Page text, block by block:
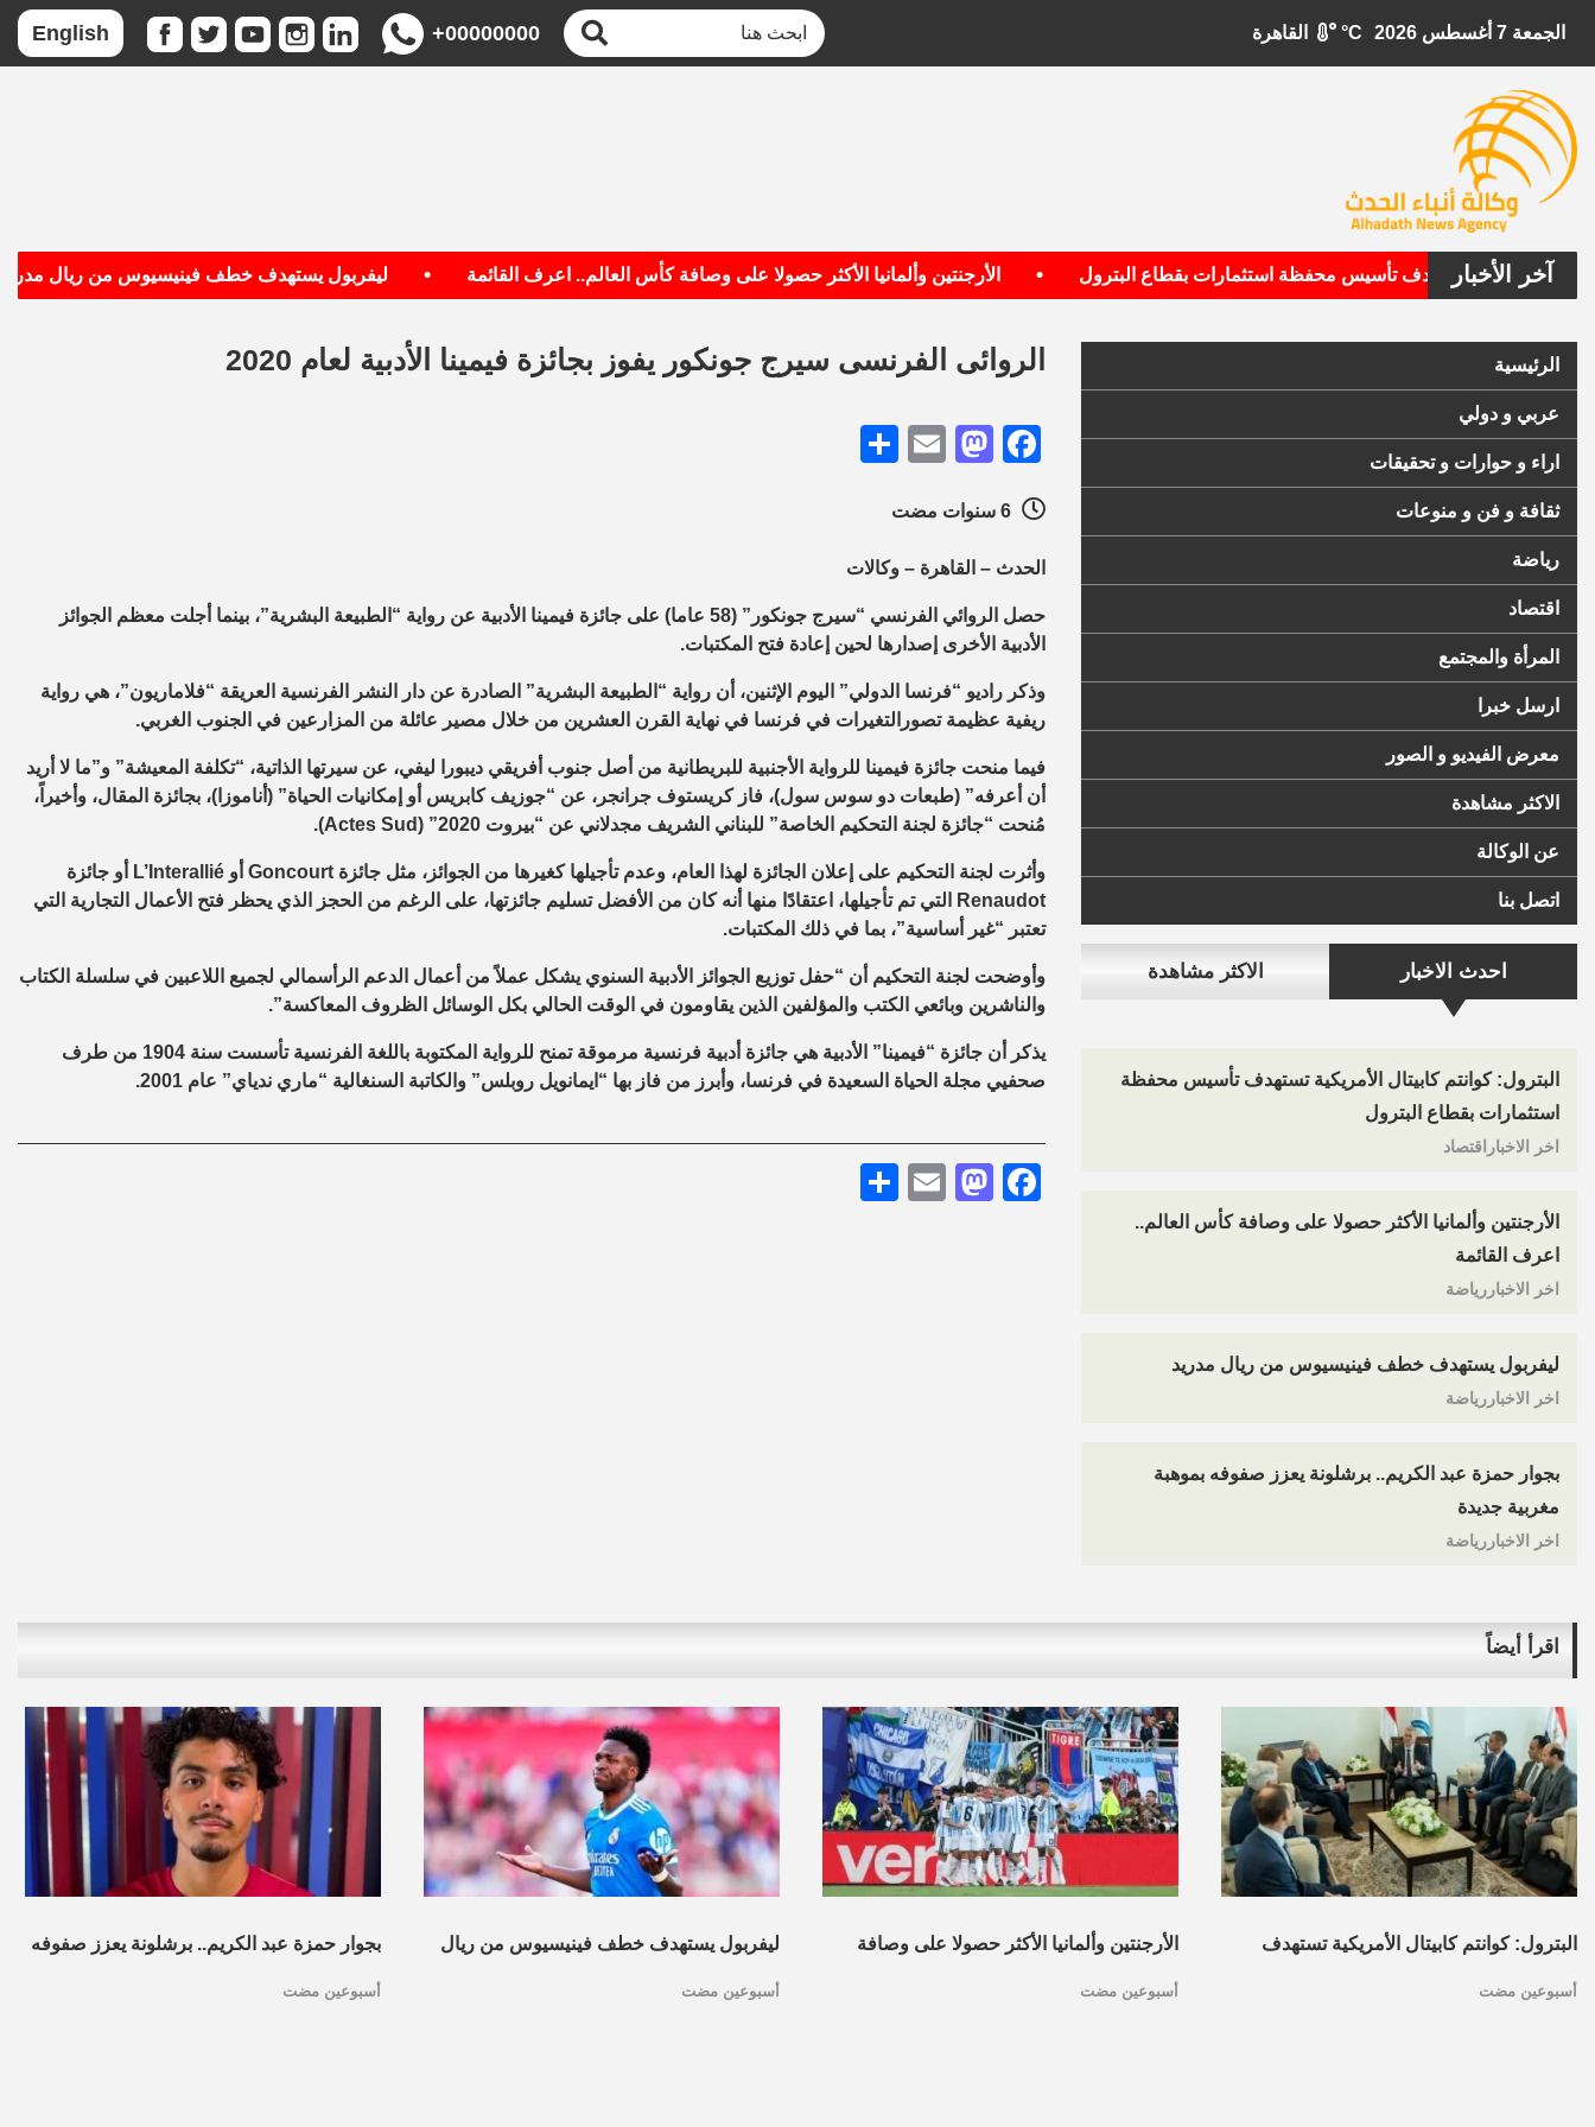
الجمعة 7 أغسطس 2026 °C
+00000000
English
آخر الأخبار
الأمريكية تستهدف تأسيس محفظة استثمارات بقطاع البترول الأرجنتين وألمانيا الأكثر حصولا على وصافة كأس العالم.. اعرف القائمة ليفربول يستهدف خطف فينيسيوس من ريال مدريد
الرئيسية
عربي و دولي
اراء و حوارات و تحقيقات
ثقافة و فن و منوعات
رياضة
اقتصاد
المرأة والمجتمع
ارسل خبرا
معرض الفيديو و الصور
الاكثر مشاهدة
عن الوكالة
اتصل بنا
احدث الاخبار الاكثر مشاهدة
البترول: كوانتم كابيتال الأمريكية تستهدف تأسيس محفظة
استثمارات بقطاع البترول
اخر الاخباراقتصاد
الأرجنتين وألمانيا الأكثر حصولا على وصافة كأس العالم..
اعرف القائمة
اخر الاخباررياضة
ليفربول يستهدف خطف فينيسيوس من ريال مدريد
اخر الاخباررياضة
بجوار حمزة عبد الكريم.. برشلونة يعزز صفوفه بموهبة
مغربية جديدة
اخر الاخباررياضة
الروائى الفرنسى سيرج جونكور يفوز بجائزة فيمينا الأدبية لعام 2020
Facebook
Mastodon
Email
الحدث – القاهرة – وكالات
حصل الروائي الفرنسي “سيرج جونكور” (58 عاما) على جائزة فيمينا الأدبية عن رواية “الطبيعة البشرية”، بينما أجلت معظم الجوائز
الأدبية الأخرى إصدارها لحين إعادة فتح المكتبات.
وذكر راديو “فرنسا الدولي” اليوم الإثنين، أن رواية “الطبيعة البشرية” الصادرة عن دار النشر الفرنسية العريقة “فلاماريون”، هي رواية
ريفية عظيمة تصورالتغيرات في فرنسا في نهاية القرن العشرين من خلال مصير عائلة من المزارعين في الجنوب الغربي.
فيما منحت جائزة فيمينا للرواية الأجنبية للبريطانية من أصل جنوب أفريقي ديبورا ليفي، عن سيرتها الذاتية، “تكلفة المعيشة” و”ما لا أريد
أن أعرفه” (طبعات دو سوس سول)، فاز كريستوف جرانجر، عن “جوزيف كابريس أو إمكانيات الحياة” (أناموزا)، بجائزة المقال، وأخيراً،
مُنحت “جائزة لجنة التحكيم الخاصة” للبناني الشريف مجدلاني عن “بيروت 2020” (Actes Sud).
وأثرت لجنة التحكيم على إعلان الجائزة لهذا العام، وعدم تأجيلها كغيرها من الجوائز، مثل جائزة Goncourt أو L’Interallié أو جائزة
Renaudot التي تم تأجيلها، اعتقادًا منها أنه كان من الأفضل تسليم جائزتها، على الرغم من الحجز الذي يحظر فتح الأعمال التجارية التي
تعتبر “غير أساسية”، بما في ذلك المكتبات.
وأوضحت لجنة التحكيم أن “حفل توزيع الجوائز الأدبية السنوي يشكل عملاً من أعمال الدعم الرأسمالي لجميع اللاعبين في سلسلة الكتاب
والناشرين وبائعي الكتب والمؤلفين الذين يقاومون في الوقت الحالي بكل الوسائل الظروف المعاكسة”.
يذكر أن جائزة “فيمينا” الأدبية هي جائزة أدبية فرنسية مرموقة تمنح للرواية المكتوبة باللغة الفرنسية تأسست سنة 1904 من طرف
صحفيي مجلة الحياة السعيدة في فرنسا، وأبرز من فاز بها “ايمانويل روبلس” والكاتبة السنغالية “ماري ندياي” عام 2001.
Facebook
Mastodon
Email
اقرأ أيضاً
البترول: كوانتم كابيتال الأمريكية تستهدف
أسبوعين مضت
الأرجنتين وألمانيا الأكثر حصولا على وصافة
أسبوعين مضت
ليفربول يستهدف خطف فينيسيوس من ريال
أسبوعين مضت
بجوار حمزة عبد الكريم.. برشلونة يعزز صفوفه
أسبوعين مضت